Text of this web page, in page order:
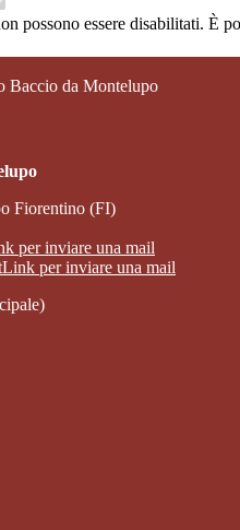
possono essere disabilitati. È
Baccio da Montelupo
Fiorentino (FI)
per inviare una mail
Link per inviare una mail